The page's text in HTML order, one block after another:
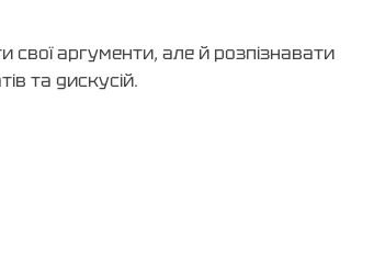
свої аргументи, але й розпізнавати
та дискусій.